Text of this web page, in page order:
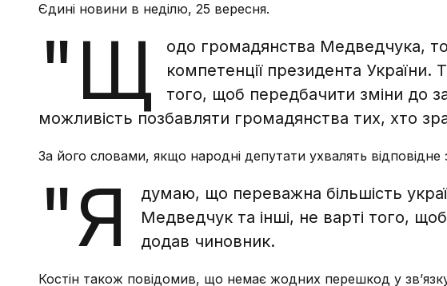
Єдині новини в неділю, 25 вересня.
"Щ
одо громадянства Медведчука,
компетенції президента
того, щоб передбачити зміни до
можливість позбавляти громадянства тих, хто
За його словами, якщо народні депутати ухвалять
"Я
думаю, що переважна більшість
Медведчук та інші, не варті того,
додав чиновник.
Костін також повідомив, що немає жодних перешкод у